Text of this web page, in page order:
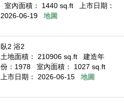
室內面積： 1440 sq.ft
上市日期：
2026-06-19
地圖
臥2 浴2
土地面積： 210906 sq.ft
建造年
份：1978
室內面積： 1027 sq.ft
上市日期： 2026-06-15
地圖